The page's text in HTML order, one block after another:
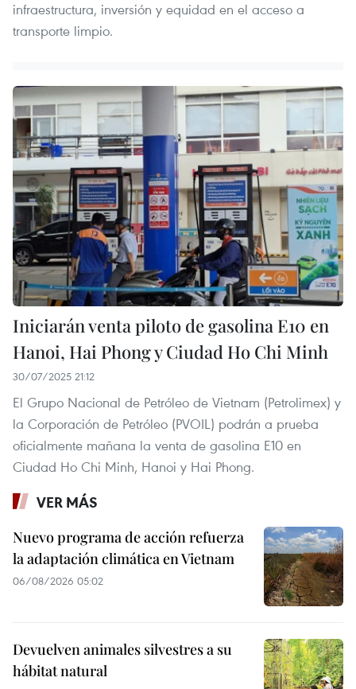
infraestructura, inversión y equidad en el acceso a
transporte limpio.
Iniciarán venta piloto de gasolina E10 en
Hanoi, Hai Phong y Ciudad Ho Chi Minh
30/07/2025 21:12
El Grupo Nacional de Petróleo de Vietnam (Petrolimex) y
la Corporación de Petróleo (PVOIL) podrán a prueba
oficialmente mañana la venta de gasolina E10 en
Ciudad Ho Chi Minh, Hanoi y Hai Phong.
VER MÁS
Nuevo programa de acción refuerza
la adaptación climática en Vietnam
06/08/2026 05:02
Devuelven animales silvestres a su
hábitat natural